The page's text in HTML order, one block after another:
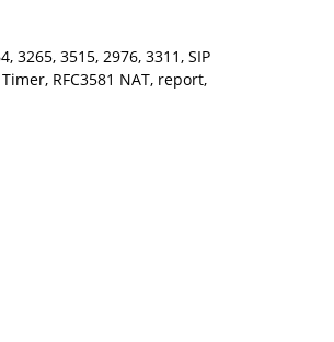
3265, 3515, 2976, 3311, SIP
RFC3581 NAT, report,